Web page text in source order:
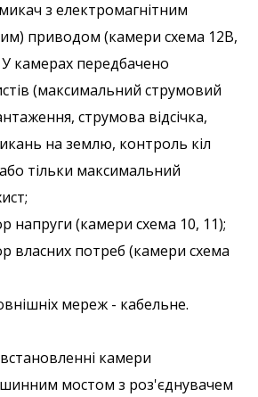
з електромагнітним
приводом (камери схема 12В,
камерах передбачено
(максимальний струмовий
струмова відсічка,
на землю, контроль кіл
тільки максимальний
напруги (камери схема 10, 11);
власних потреб (камери схема
мереж - кабельне.
камери
мостом з роз'єднувачем